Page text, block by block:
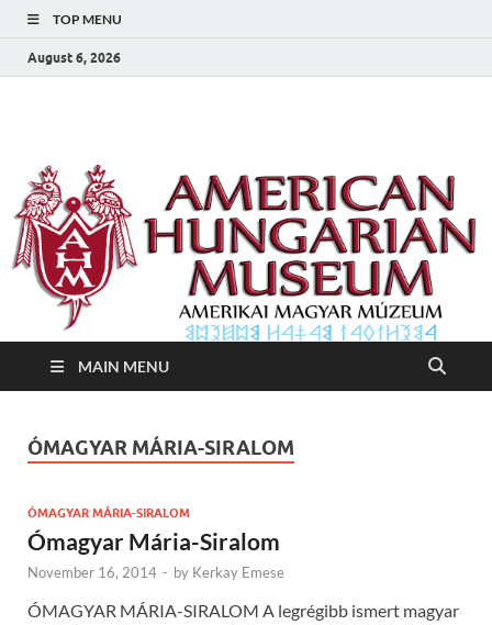
TOP MENU
August 6, 2026
Amerikai Magyar
Múzeum
MAIN MENU
ÓMAGYAR MÁRIA-SIRALOM
ÓMAGYAR MÁRIA-SIRALOM
Ómagyar Mária-Siralom
November 16, 2014 - by Kerkay Emese
ÓMAGYAR MÁRIA-SIRALOM A legrégibb ismert magyar